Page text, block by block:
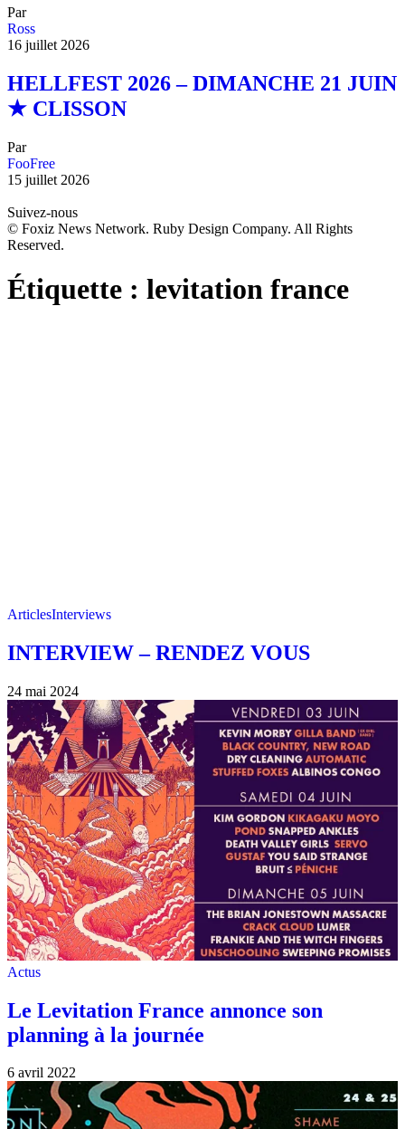
Par
Ross
16 juillet 2026
HELLFEST 2026 – DIMANCHE 21 JUIN
★ CLISSON
Par
FooFree
15 juillet 2026
Suivez-nous
© Foxiz News Network. Ruby Design Company. All Rights
Reserved.
Étiquette : levitation france
ArticlesInterviews
INTERVIEW – RENDEZ VOUS
24 mai 2024
Actus
Le Levitation France annonce son
planning à la journée
6 avril 2022